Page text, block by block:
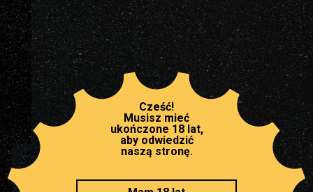
Cześć!
Musisz mieć
ukończone 18 lat,
aby odwiedzić
naszą stronę.